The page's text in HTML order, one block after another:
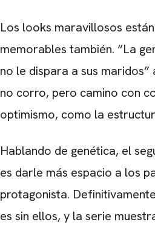
Los looks maravillosos
memorables también. “La
no le dispara a sus maridos”
no corro, pero camino con
optimismo, como la
Hablando de genética, el
es darle más espacio a los
protagonista.
es sin ellos, y la serie